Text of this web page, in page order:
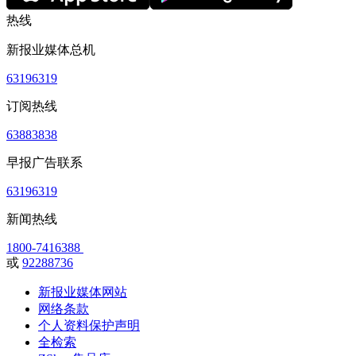
热线
新报业媒体总机
63196319
订阅热线
63883838
早报广告联系
63196319
新闻热线
1800-7416388
或 92288736
新报业媒体网站
网络条款
个人资料保护声明
全检索